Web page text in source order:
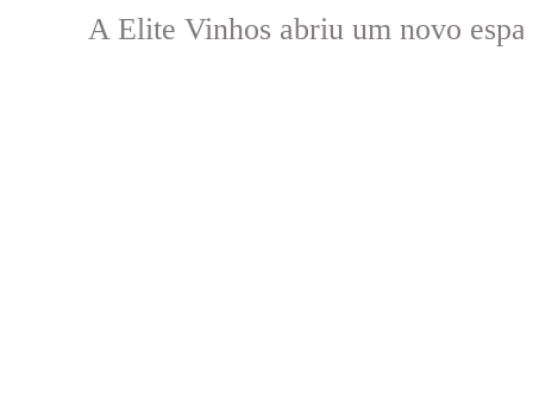
A Elite Vinhos abriu um novo